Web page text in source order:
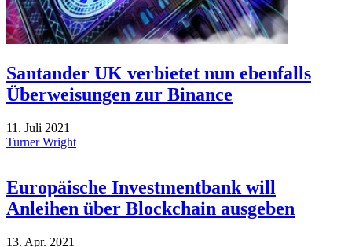
Santander UK verbietet nun ebenfalls
Überweisungen zur Binance
11. Juli 2021
Turner Wright
Europäische Investmentbank will
Anleihen über Blockchain ausgeben
13. Apr. 2021